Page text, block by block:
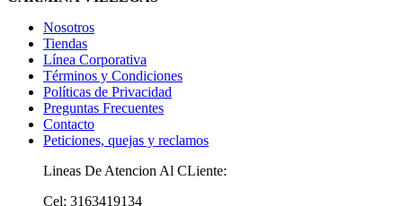
Nosotros
Tiendas
Línea Corporativa
Términos y Condiciones
Políticas de Privacidad
Preguntas Frecuentes
Contacto
Peticiones, quejas y reclamos
Lineas De Atencion Al CLiente:
Cel: 3163419134